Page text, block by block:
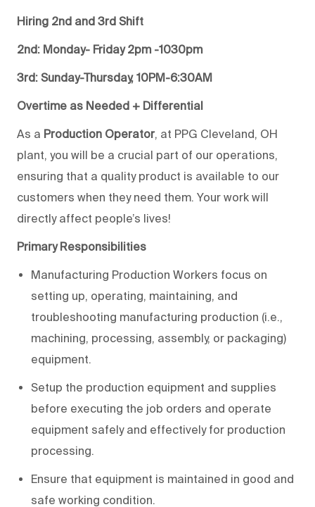
Hiring 2nd and 3rd Shift
2nd: Monday- Friday 2pm -1030pm
3rd: Sunday-Thursday, 10PM-6:30AM
Overtime as Needed + Differential
As a Production Operator, at PPG Cleveland, OH
plant, you will be a crucial part of our operations,
ensuring that a quality product is available to our
customers when they need them. Your work will
directly affect people’s lives!
Primary Responsibilities
Manufacturing Production Workers focus on
setting up, operating, maintaining, and
troubleshooting manufacturing production (i.e.,
machining, processing, assembly, or packaging)
equipment.
Setup the production equipment and supplies
before executing the job orders and operate
equipment safely and effectively for production
processing.
Ensure that equipment is maintained in good and
safe working condition.